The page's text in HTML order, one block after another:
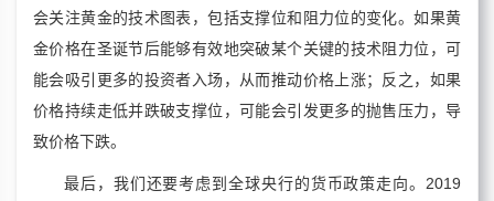
会关注黄金的技术图表，包括支撑位和阻力位的变化。如果黄
金价格在圣诞节后能够有效地突破某个关键的技术阻力位，可
能会吸引更多的投资者入场，从而推动价格上涨；反之，如果
价格持续走低并跌破支撑位，可能会引发更多的抛售压力，导
致价格下跌。
最后，我们还要考虑到全球央行的货币政策走向。2019